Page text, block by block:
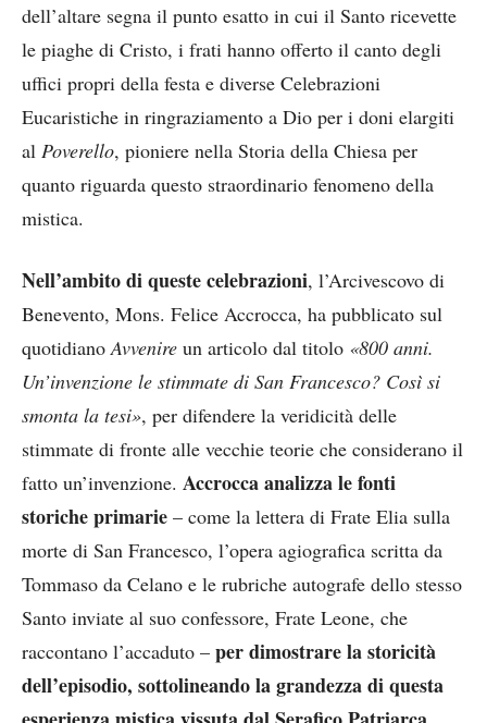
dell’altare segna il punto esatto in cui il Santo ricevette
le piaghe di Cristo, i frati hanno offerto il canto degli
uffici propri della festa e diverse Celebrazioni
Eucaristiche in ringraziamento a Dio per i doni elargiti
al Poverello, pioniere nella Storia della Chiesa per
quanto riguarda questo straordinario fenomeno della
mistica.
Nell’ambito di queste celebrazioni, l’Arcivescovo di
Benevento, Mons. Felice Accrocca, ha pubblicato sul
quotidianoAvvenire un articolo dal titolo «800 anni.
Un’invenzione le stimmate di San Francesco? Così si
smonta la tesi», per difendere la veridicità delle
stimmate di fronte alle vecchie teorie che considerano il
fatto un’invenzione. Accrocca analizza le fonti
storiche primarie – come la lettera di Frate Elia sulla
morte di San Francesco, l’opera agiografica scritta da
Tommaso da Celano e le rubriche autografe dello stesso
Santo inviate al suo confessore, Frate Leone, che
raccontano l’accaduto – per dimostrare la storicità
dell’episodio, sottolineando la grandezza di questa